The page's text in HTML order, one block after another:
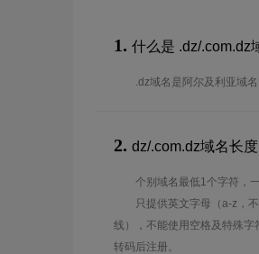
1. 什么是 .dz/.com.dz
.dz域名是阿尔及利亚域
2. dz/.com.dz域名长
个别域名最低1个字符，
只提供英文字母（a-z，
线），不能使用空格及特殊
转码后注册。